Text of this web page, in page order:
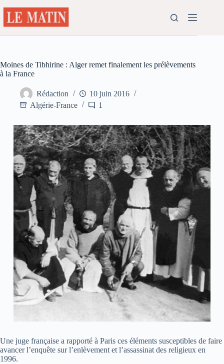
au
contenu
Moines de Tibhirine : Alger remet finalement les prélèvements
à la France
Rédaction
10 juin 2016
Algérie-France
1
Une juge française a rapporté à Paris ces éléments susceptibles de faire
avancer l’enquête sur l’enlèvement et l’assassinat des religieux en
1996.